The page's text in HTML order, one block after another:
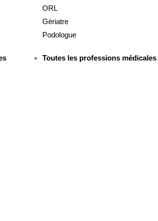
ORL
Gériatre
Podologue
Toutes les professions médicales